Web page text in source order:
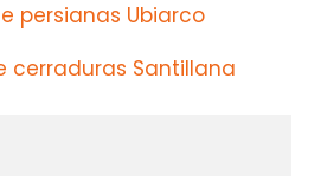
persianas Ubiarco
cerraduras Santillana